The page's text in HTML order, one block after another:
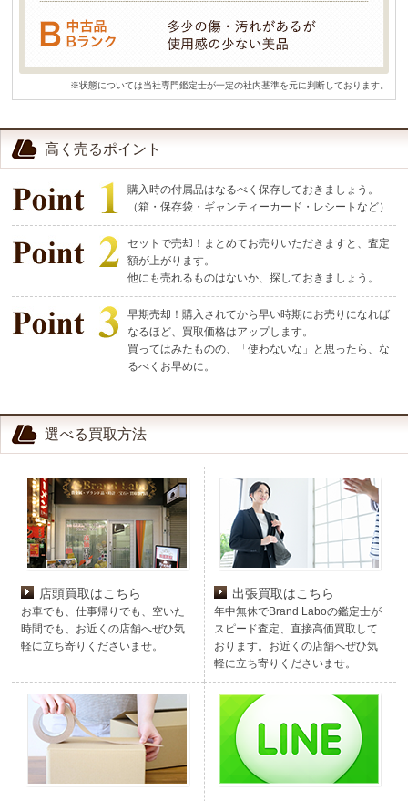
※状態については当社専門鑑定士が一定の社内基準を元に判断しております。
高く売るポイント
購入時の付属品はなるべく保存しておきましょう。
（箱・保存袋・ギャンティーカード・レシートなど）
セットで売却！まとめてお売りいただきますと、査定
額が上がります。
他にも売れるものはないか、探しておきましょう。
早期売却！購入されてから早い時期にお売りになれば
なるほど、買取価格はアップします。
買ってはみたものの、「使わないな」と思ったら、な
るべくお早めに。
選べる買取方法
店頭買取はこちら
お車でも、仕事帰りでも、空いた
時間でも、お近くの店舗へぜひ気
軽に立ち寄りくださいませ。
出張買取はこちら
年中無休でBrand Laboの鑑定士が
スピード査定、直接高価買取して
おります。お近くの店舗へぜひ気
軽に立ち寄りくださいませ。